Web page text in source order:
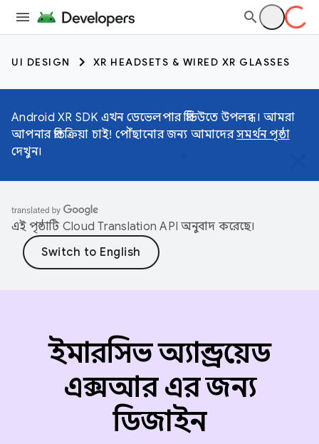
UI DESIGN XR HEADSETS & WIRED XR GLASSES
Android XR SDK এখন ডেভেলপার প্রিভিউতে উপলব্ধ। আমরা
আপনার প্রতিক্রিয়া চাই! পৌঁছানোর জন্য আমাদেরসমর্থন পৃষ্ঠা
দেখুন।
এই পৃষ্ঠাটি Cloud Translation API অনুবাদ করেছে।
ইমারসিভ অ্যান্ড্রয়েড
এক্সআর এর জন্য
ডিজাইন